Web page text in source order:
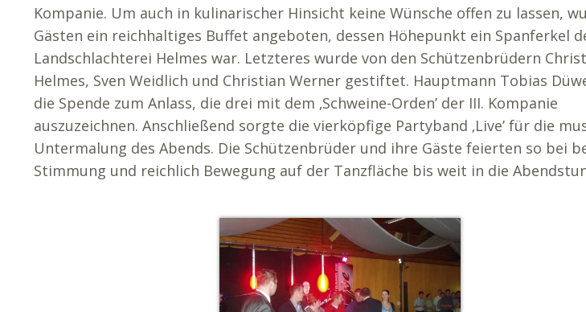
Kompanie. Um auch in kulinarischer Hinsicht keine Wünsche offen zu lassen,
Gästen ein reichhaltiges Buffet angeboten, dessen Höhepunkt ein Spanferkel
Landschlachterei Helmes war. Letzteres wurde von den Schützenbrüdern
Helmes, Sven Weidlich und Christian Werner gestiftet. Hauptmann Tobias
die Spende zum Anlass, die drei mit dem ‚Schweine-Orden’ der III. Kompanie
auszuzeichnen. Anschließend sorgte die vierköpfige Partyband ‚Live’ für die
Untermalung des Abends. Die Schützenbrüder und ihre Gäste feierten so bei
Stimmung und reichlich Bewegung auf der Tanzfläche bis weit in die